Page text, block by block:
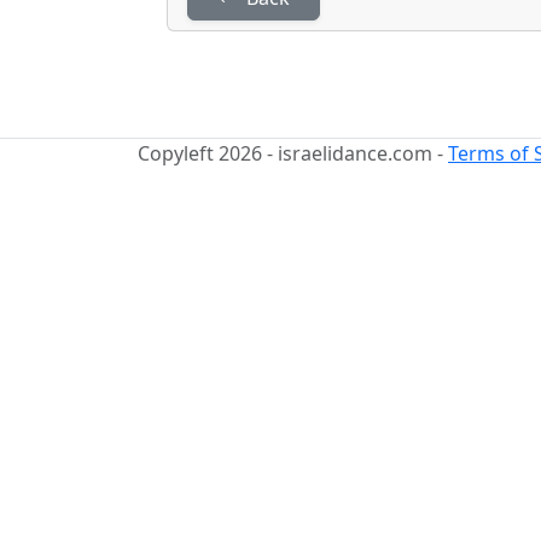
Copyleft 2026 - israelidance.com -Terms of